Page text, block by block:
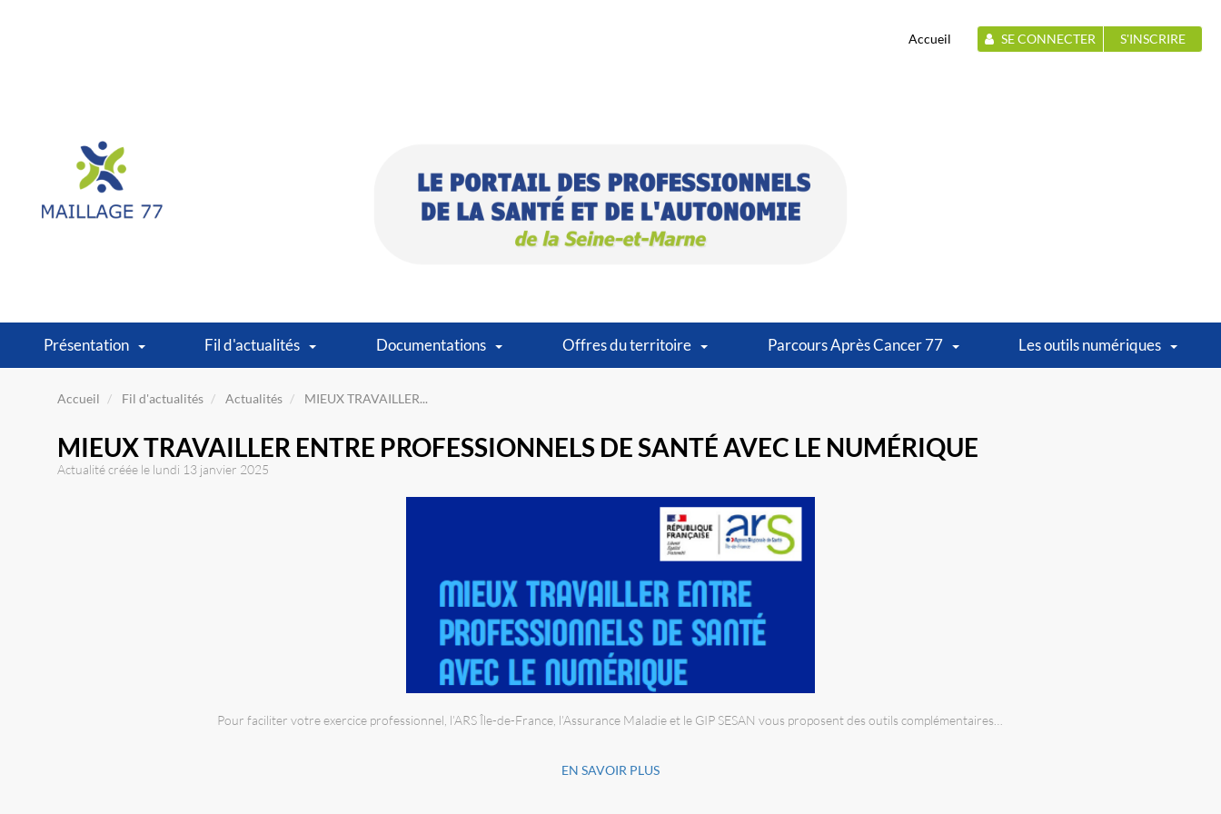
Accueil SE CONNECTER S'INSCRIRE
Présentation Fil d'actualités Documentations Offres du territoire Parcours Après Cancer 77 Les outils numériques
Accueil Fil d'actualités Actualités MIEUX TRAVAILLER...
MIEUX TRAVAILLER ENTRE PROFESSIONNELS DE SANTÉ AVEC LE NUMÉRIQUE
Actualité créée le lundi 13 janvier 2025
Pour faciliter votre exercice professionnel, l’ARS Île-de-France, l’Assurance Maladie et le GIP SESAN vous proposent des outils complémentaires…
EN SAVOIR PLUS